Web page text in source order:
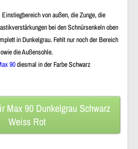
von außen, die Zunge, die
bei den Schnürsenkeln oben
in Dunkelgrau. Fehlt nur noch der Bereich
die Außensohle.
90diesmal in der Farbe Schwarz
Max 90 Dunkelgrau Schwarz
Weiss Rot